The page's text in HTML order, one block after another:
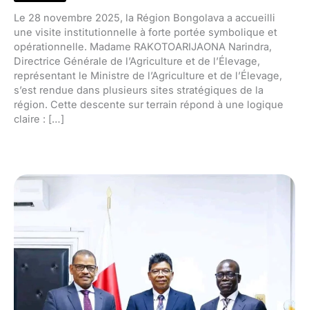
Le 28 novembre 2025, la Région Bongolava a accueilli
une visite institutionnelle à forte portée symbolique et
opérationnelle. Madame RAKOTOARIJAONA Narindra,
Directrice Générale de l’Agriculture et de l’Élevage,
représentant le Ministre de l’Agriculture et de l’Élevage,
s’est rendue dans plusieurs sites stratégiques de la
région. Cette descente sur terrain répond à une logique
claire : […]